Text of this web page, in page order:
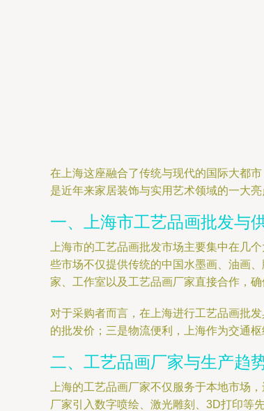
在上海这座融合了传统与现代的国际大都
是近年来家居装饰与实用艺术领域的一大亮
一、上海市工艺品画批发与
上海市的工艺品画批发市场主要集中在几
些市场不仅提供传统的中国水墨画、油画
家、工作室以及工艺品画厂家直接合作，
对于采购者而言，在上海进行工艺品画批
的批发价；三是物流便利，上海作为交通
二、工艺品画厂家与生产趋
上海的工艺品画厂家不仅服务于本地市场
厂家引入数字喷绘、激光雕刻、3D打印等